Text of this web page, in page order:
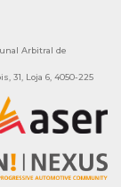
Arbitral de
31, Loja 6, 4050-225